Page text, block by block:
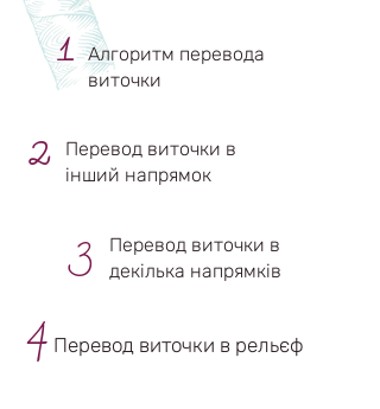
Алгоритм перевода
виточки
1
Перевод виточки в
інший напрямок
2
3
Перевод виточки в
декілька напрямків
4 Перевод виточки в рельєф